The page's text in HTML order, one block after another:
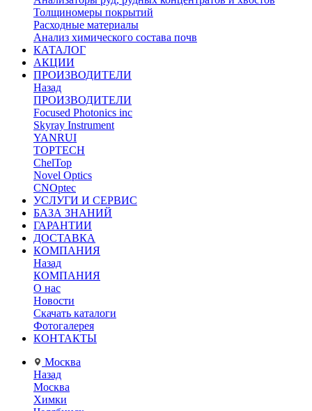
Толщиномеры покрытий
Расходные материалы
Анализ химического состава почв
КАТАЛОГ
АКЦИИ
ПРОИЗВОДИТЕЛИ
Назад
ПРОИЗВОДИТЕЛИ
Focused Photonics inc
Skyray Instrument
YANRUI
TOPTECH
ChelTop
Novel Optics
CNOptec
УСЛУГИ И СЕРВИС
БАЗА ЗНАНИЙ
ГАРАНТИИ
ДОСТАВКА
КОМПАНИЯ
Назад
КОМПАНИЯ
О нас
Новости
Скачать каталоги
Фотогалерея
КОНТАКТЫ
Москва
Назад
Москва
Химки